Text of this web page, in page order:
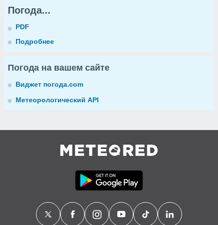
Погода...
PDF
Подробнее
Погода на вашем сайте
Виджет погода.com
Метеорологический API